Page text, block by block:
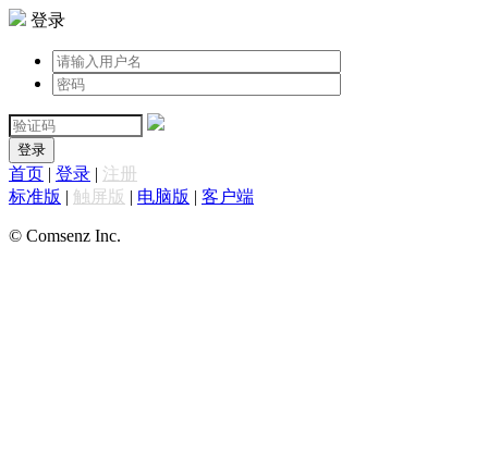
登录
登录
首页 | 登录 | 注册
标准版 | 触屏版 | 电脑版 | 客户端
© Comsenz Inc.